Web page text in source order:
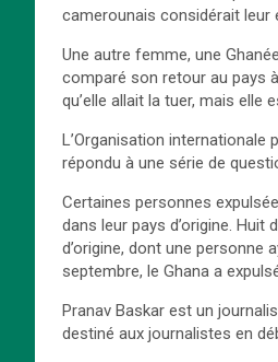
camerounais considérait leur
Une autre femme, une
comparé son retour au pays
qu’elle allait la tuer, mais
L’Organisation internationale
répondu à une série de
Certaines personnes
dans leur pays d’origine.
d’origine, dont une personne
septembre, le Ghana a
Pranav Baskar est un
destiné aux journalistes en